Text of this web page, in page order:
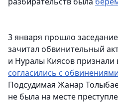
3 января прошло
зачитал обвинительный
и Нуралы Киясов признали
согласились с
Подсудимая Жанар
не была на месте